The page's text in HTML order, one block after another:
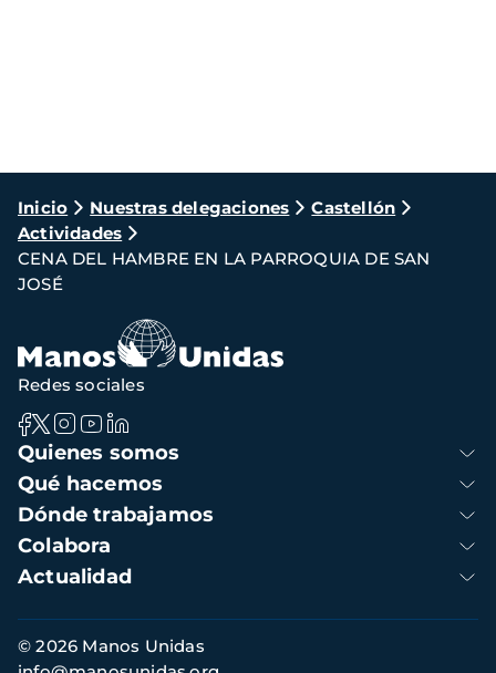
Ruta
de
navegación
Inicio Nuestras delegaciones
Castellón
Actividades
CENA DEL HAMBRE EN LA PARROQUIA DE SAN
JOSÉ
Navegación
principal
Quienes somos
Qué hacemos
Dónde trabajamos
Colabora
Actualidad
Redes sociales
Información
de
© 2026 Manos Unidas